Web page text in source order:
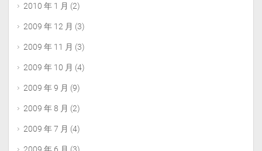
2010 年 1 月 (2)
2009 年 12 月 (3)
2009 年 11 月 (3)
2009 年 10 月 (4)
2009 年 9 月 (9)
2009 年 8 月 (2)
2009 年 7 月 (4)
2009 年 6 月 (3)